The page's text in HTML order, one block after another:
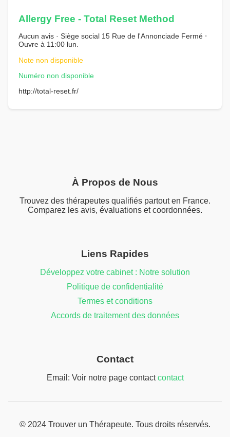
Allergy Free - Total Reset Method
Aucun avis · Siège social 15 Rue de l'Annonciade Fermé ⋅
Ouvre à 11:00 lun.
Note non disponible
Numéro non disponible
http://total-reset.fr/
À Propos de Nous
Trouvez des thérapeutes qualifiés partout en France.
Comparez les avis, évaluations et coordonnées.
Liens Rapides
Développez votre cabinet : Notre solution
Politique de confidentialité
Termes et conditions
Accords de traitement des données
Contact
Email: Voir notre page contactcontact
© 2024 Trouver un Thérapeute. Tous droits réservés.